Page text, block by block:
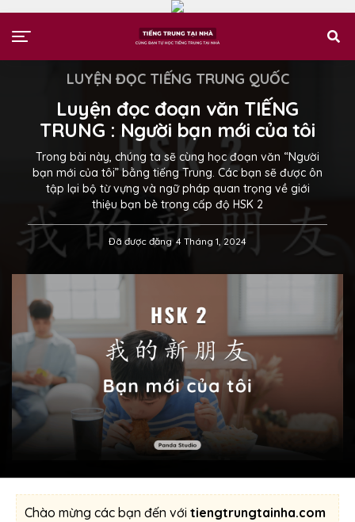
LUYỆN ĐỌC TIẾNG TRUNG QUỐC
Luyện đọc đoạn văn TIẾNG
TRUNG : Người bạn mới của tôi
Trong bài này, chúng ta sẽ cùng học đoạn văn “Người
bạn mới của tôi” bằng tiếng Trung. Các bạn sẽ được ôn
tập lại bộ từ vựng và ngữ pháp quan trọng về giới
thiệu bạn bè trong cấp độ HSK 2
Đã được đăng 4 Tháng 1, 2024
Chào mừng các bạn đến với tiengtrungtainha.com